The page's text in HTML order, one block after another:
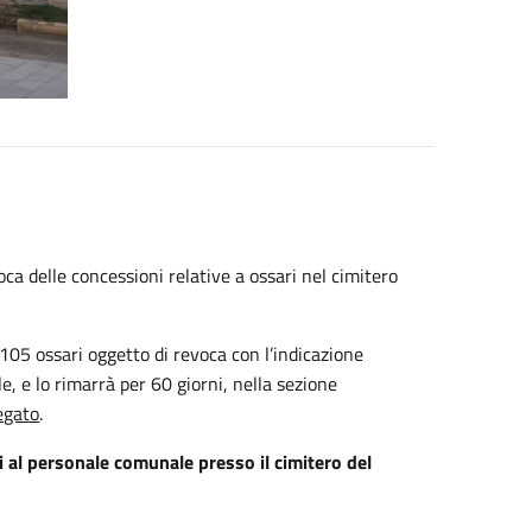
delle concessioni relative a ossari nel cimitero
ossari oggetto di revoca con l’indicazione
e lo rimarrà per 60 giorni, nella sezione
.
personale comunale presso il cimitero del